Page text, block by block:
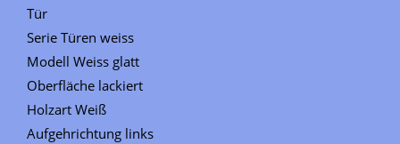
Tür
Serie Türen weiss
Modell Weiss glatt
Oberfläche lackiert
Holzart Weiß
Aufgehrichtung links